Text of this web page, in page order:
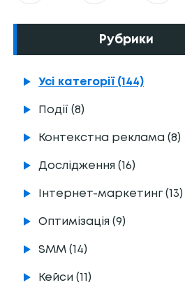
Рубрики
Усі категорії (144)
Події (8)
Контекстна реклама (8)
Дослідження (16)
Інтернет-маркетинг (13)
Оптимізація (9)
SMM (14)
Кейси (11)